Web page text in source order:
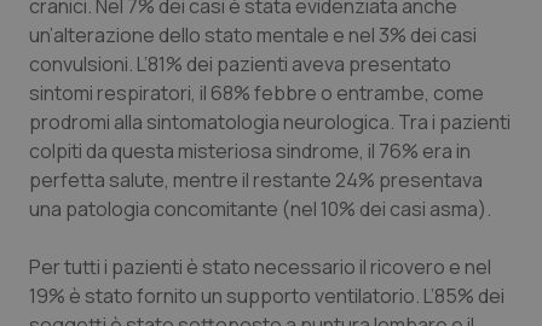
Vaccini
cranici. Nel 7% dei casi è stata evidenziata anche
un’alterazione dello stato mentale e nel 3% dei casi
convulsioni. L’81% dei pazienti aveva presentato
sintomi respiratori, il 68% febbre o entrambe, come
prodromi alla sintomatologia neurologica. Tra i pazienti
colpiti da questa misteriosa sindrome, il 76% era in
perfetta salute, mentre il restante 24% presentava
una patologia concomitante (nel 10% dei casi asma).
Per tutti i pazienti è stato necessario il ricovero e nel
19% è stato fornito un supporto ventilatorio. L’85% dei